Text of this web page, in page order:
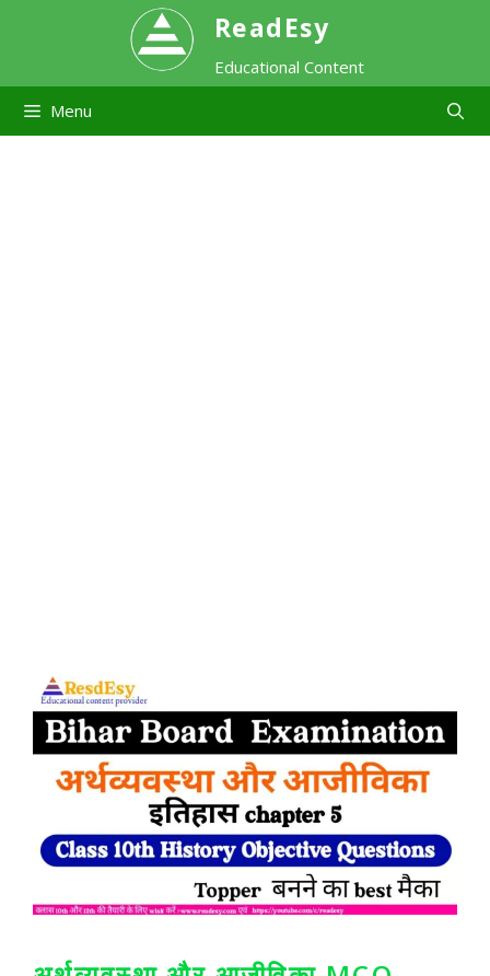
content
ReadEsy
Educational Content
Menu